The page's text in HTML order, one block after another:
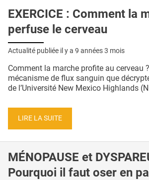
EXERCICE : Comment la
perfuse le cerveau
Actualité publiée il y a 9 années 3 mois
Comment la marche profite au cerveau ?
mécanisme de flux sanguin que
de l’Université New Mexico Highlands
LIRE LA SUITE
MÉNOPAUSE et
Pourquoi il faut oser en